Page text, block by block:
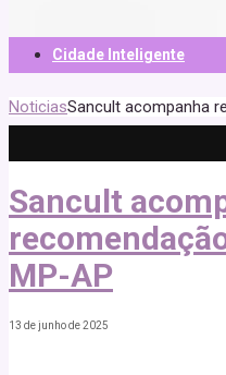
Cidade Inteligente
NoticiasSancult acompanha
Sancult
MP-AP
13 de junho de 2025